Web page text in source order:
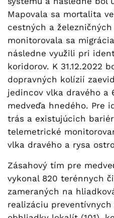
Mapovala sa mortalita
cestných a
monitorovala sa
následne využili pri
koridorov. K 31.12.2022
dopravných kolízií
jedincov vlka dravého a
medveďa hnedého. Pre
trás a existujúcich
telemetrické
vlka dravého a rysa
Zásahový tím pre
vykonal 820 terénnych
zameraných na
realizáciu preventívnych